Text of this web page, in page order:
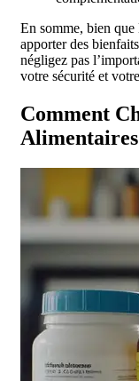
En somme, bien que
apporter des
négligez pas
votre sécurité et
Comment
Alimentaires